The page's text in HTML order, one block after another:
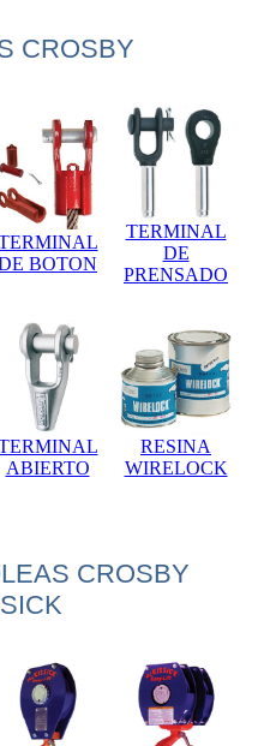
CROSBY
BOTON
TERMINAL
DE
PRENSADO
ABIERTO
RESINA
WIRELOCK
CROSBY